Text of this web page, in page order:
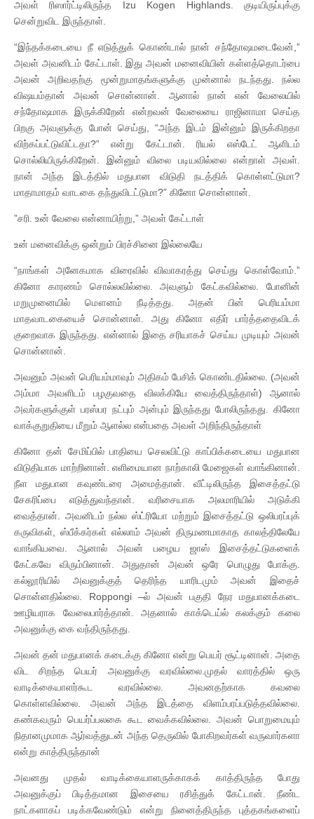
அவள் ரிஸார்ட்டிலிருந்த Izu Kogen Highlands. குடியிருப்புக்கு
சென்றுவிட இருந்தாள்.
“இந்தக்கடையை நீ எடுத்துக் கொண்டால் நான் சந்தோஷமடைவேன்,”
அவள் அவனிடம் கேட்டாள். இது அவன் மனைவியின் கள்ளத்தொடர்பை
அவன் அறிவதற்கு மூன்றுமாதங்களுக்கு முன்னால் நடந்தது. நல்ல
விஷயம்தான் அவன் சொன்னான். ஆனால் நான் என் வேலையில்
சந்தோஷமாக இருக்கிறேன் என்றவன் வேலையை ராஜினாமா செய்த
பிறகு அவளுக்கு போன் செய்து, “அந்த இடம் இன்னும் இருக்கிறதா
விற்கப்பட்டுவிட்டதா?” என்று கேட்டான். ரியல் எஸ்டேட் ஆளிடம்
சொல்லியிருக்கிறேன். இன்னும் விலை படியவில்லை என்றாள் அவள்.
நான் அந்த இடத்தில் மதுபான விடுதி நடத்திக் கொள்ளட்டுமா?
மாதாமாதம் வாடகை தந்துவிடட்டுமா?” கினோ சொன்னான்.
”சரி. உன் வேலை என்னாயிற்று,” அவள் கேட்டாள்
உன் மனைவிக்கு ஒன்றும் பிரச்சினை இல்லையே
“நாங்கள் அனேகமாக விரைவில் விவாகரத்து செய்து கொள்வோம்.”
கினோ காரணம் சொல்லவில்லை. அவளும் கேட்கவில்லை. போனின்
மறுமுனையில் மௌனம் நீடித்தது. அதன் பின் பெரியம்மா
மாதவாடகையைச் சொன்னாள். அது கினோ எதிர் பார்த்ததைவிடக்
குறைவாக இருந்தது. என்னால் இதை சரியாகச் செய்ய முடியும் அவன்
சொன்னான்.
அவனும் அவன் பெரியம்மாவும் அதிகம் பேசிக் கொண்டதில்லை. (அவன்
அம்மா அவளிடம் பழகுவதை விலக்கியே வைத்திருந்தாள்) ஆனால்
அவர்களுக்குள் பரஸ்பர நட்பும் அன்பும் இருந்தது போலிருந்தது. கினோ
வாக்குறுதியை மீறும் ஆளல்ல என்பதை அவள் அறிந்திருந்தாள்
கினோ தன் சேமிப்பில் பாதியை செலவிட்டு காப்பிக்கடையை மதுபான
விடுதியாக மாற்றினான். எளிமையான நாற்காலி மேஜைகள் வாங்கினான்.
நீள மதுபான கவுண்டரை அமைத்தான். வீட்டிலிருந்த இசைத்தட்டு
சேகரிப்பை எடுத்துவந்தான். வரிசையாக அலமாரியில் அடுக்கி
வைத்தான். அவனிடம் நல்ல ஸ்ட்ரியோ மற்றும் இசைத்தட்டு ஒலிபரப்புக்
கருவிகள், ஸ்பீக்கர்கள் எல்லாம் அவன் திருமணமாகாத காலத்திலேயே
வாங்கியவை. ஆனால் அவன் பழைய ஜாஸ் இசைத்தட்டுகளைக்
கேட்கவே விரும்பினான். அதுதான் அவன் ஒரே பொழுது போக்கு.
கல்லூரியில் அவனுக்குத் தெரிந்த யாரிடமும் அவன் இதைச்
சொன்னதில்லை. Roppongi –ல் அவன் பகுதி நேர மதுபானக்கடை
ஊழியராக வேலைபார்த்தான். அதனால் காக்டெய்ல் கலக்கும் கலை
அவனுக்கு கை வந்திருந்தது.
அவன் தன் மதுபானக் கடைக்கு கினோ என்று பெயர் சூட்டினான். அதை
விட சிறந்த பெயர் அவனுக்கு வரவில்லை.முதல் வாரத்தில் ஒரு
வாடிக்கையாளர்கூட வரவில்லை. அவனதற்காக கவலை
கொள்ளவில்லை. அவன் அந்த இடத்தை விளம்பரப்படுத்தவில்லை.
கண்கவரும் பெயர்ப்பலகை கூட வைக்கவில்லை. அவன் பொறுமையும்
நிதானமுமாக ஆர்வத்துடன் அந்த தெருவில் போகிறவர்கள் வருவார்களா
என்று காத்திருந்தான்
அவனது முதல் வாடிக்கையாளருக்காகக் காத்திருந்த போது
அவனுக்குப் பிடித்தமான இசையை ரசித்துக் கேட்டான். நீண்ட
நாட்களாகப் படிக்கவேண்டும் என்று நினைத்திருந்த புத்தகங்களைப்